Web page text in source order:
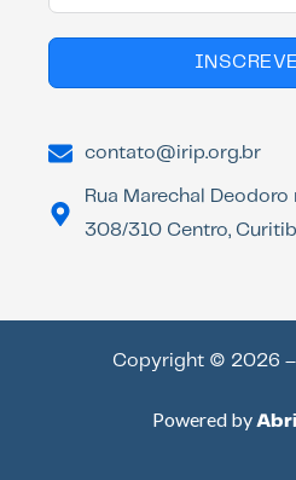
contato@irip.org.br
Rua Marechal Deodoro
308/310 Centro,
Copyright © 2026
Powered by